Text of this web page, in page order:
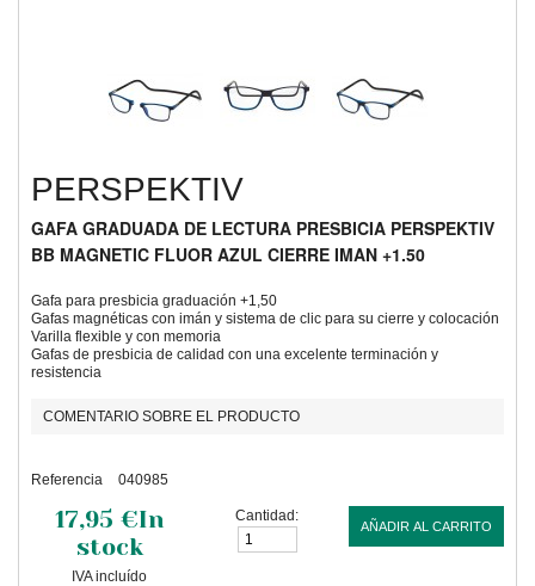
PERSPEKTIV
GAFA GRADUADA DE LECTURA PRESBICIA PERSPEKTIV
BB MAGNETIC FLUOR AZUL CIERRE IMAN +1.50
Gafa para presbicia graduación +1,50
Gafas magnéticas con imán y sistema de clic para su cierre y colocación
Varilla flexible y con memoria
Gafas de presbicia de calidad con una excelente terminación y
resistencia
COMENTARIO SOBRE EL PRODUCTO
Referencia 040985
17,95 €In
stock
IVA incluído
Cantidad:
AÑADIR AL CARRITO